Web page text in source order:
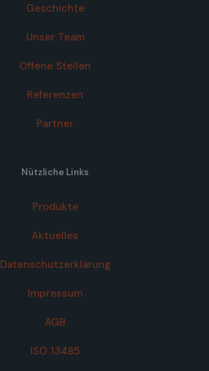
Geschichte
Unser Team
Offene Stellen
Referenzen
Partner
Nützliche Links
Produkte
Aktuelles
Datenschutzerklärung
Impressum
AGB
ISO 13485